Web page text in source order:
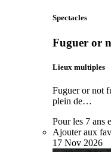
Spectacles
Fuguer or
Lieux multiples
Fuguer or not
plein de…
Pour les 7 ans
Ajouter aux
17 Nov 2026